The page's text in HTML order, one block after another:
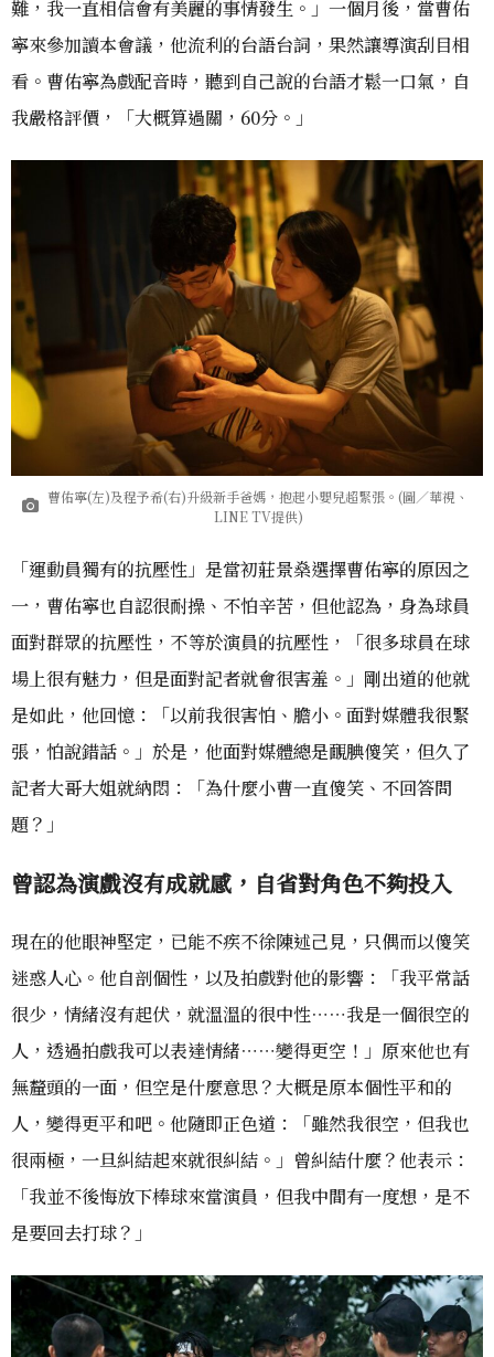
難，我一直相信會有美麗的事情發生。」一個月後，當曹佑
寧來參加讀本會議，他流利的台語台詞，果然讓導演刮目相
看。曹佑寧為戲配音時，聽到自己說的台語才鬆一口氣，自
我嚴格評價，「大概算過關，60分。」
曹佑寧(左)及程予希(右)升級新手爸媽，抱起小嬰兒超緊張。(圖／華視、
LINE TV提供)
「運動員獨有的抗壓性」是當初莊景燊選擇曹佑寧的原因之
一，曹佑寧也自認很耐操、不怕辛苦，但他認為，身為球員
面對群眾的抗壓性，不等於演員的抗壓性，「很多球員在球
場上很有魅力，但是面對記者就會很害羞。」剛出道的他就
是如此，他回憶：「以前我很害怕、膽小。面對媒體我很緊
張，怕說錯話。」於是，他面對媒體總是靦腆傻笑，但久了
記者大哥大姐就納悶：「為什麼小曹一直傻笑、不回答問
題？」
曾認為演戲沒有成就感，自省對角色不夠投入
現在的他眼神堅定，已能不疾不徐陳述己見，只偶而以傻笑
迷惑人心。他自剖個性，以及拍戲對他的影響：「我平常話
很少，情緒沒有起伏，就溫溫的很中性⋯⋯我是一個很空的
人，透過拍戲我可以表達情緒⋯⋯變得更空！」原來他也有
無釐頭的一面，但空是什麼意思？大概是原本個性平和的
人，變得更平和吧。他隨即正色道：「雖然我很空，但我也
很兩極，一旦糾結起來就很糾結。」曾糾結什麼？他表示：
「我並不後悔放下棒球來當演員，但我中間有一度想，是不
是要回去打球？」